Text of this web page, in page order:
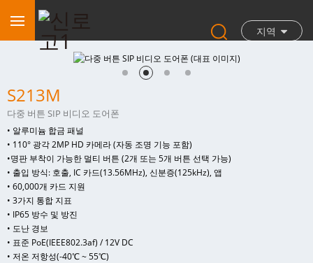
지역
S213M
다중 버튼 SIP 비디오 도어폰
• 알루미늄 합금 패널
• 110° 광각 2MP HD 카메라 (자동 조명 기능 포함)
•명판 부착이 가능한 멀티 버튼 (2개 또는 5개 버튼 선택 가능)
• 출입 방식: 호출, IC 카드(13.56MHz), 신분증(125kHz), 앱
• 60,000개 카드 지원
• 3가지 통합 지표
• IP65 방수 및 방진
• 도난 경보
• 표준 PoE(IEEE802.3af) / 12V DC
• 저온 저항성(-40℃ ~ 55℃)